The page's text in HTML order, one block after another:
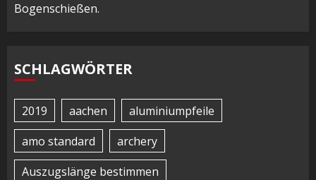
Bogenschießen.
SCHLAGWÖRTER
2019 aachen
aluminiumpfeile
amo standard
archery
Auszugslänge bestimmen